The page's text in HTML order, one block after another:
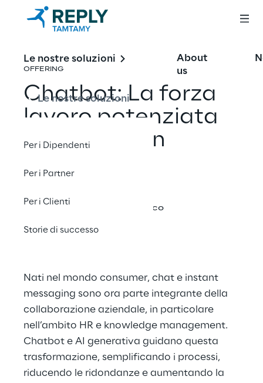
Le nostre soluzioni
Le nostre soluzioni
Per i Dipendenti
Per i Partner
Per i Clienti
Storie di successo
About
us
OFFERING
Chatbot: La forza
lavoro potenziata
per il modern
workplace
Condividi con un amico
Nati nel mondo consumer, chat e instant
messaging sono ora parte integrante della
collaborazione aziendale, in particolare
nell’ambito HR e knowledge management.
Chatbot e AI generativa guidano questa
trasformazione, semplificando i processi,
riducendo le ridondanze e aumentando la